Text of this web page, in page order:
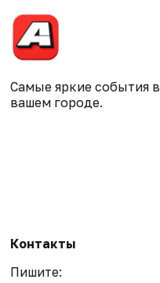
Самые яркие события в
вашем городе.
Контакты
Пишите: